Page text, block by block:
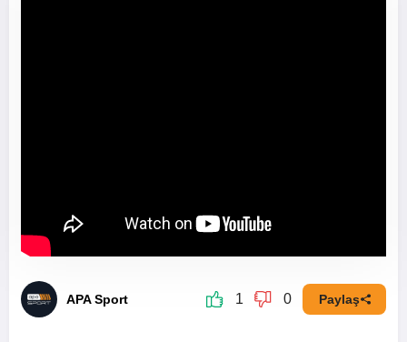
APA Sport 1 0 Paylaş